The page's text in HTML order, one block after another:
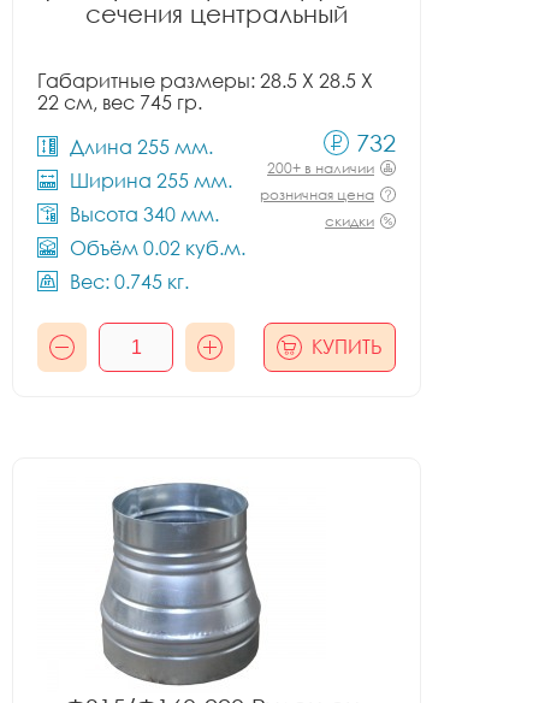
сечения центральный
Габаритные размеры: 28.5 X 28.5 X
22 см, вес 745 гр.
Длина 255 мм.
Ширина 255 мм.
Высота 340 мм.
Объём 0.02 куб.м.
Вес: 0.745 кг.
732
200+ в наличии
розничная цена
скидки
КУПИТЬ